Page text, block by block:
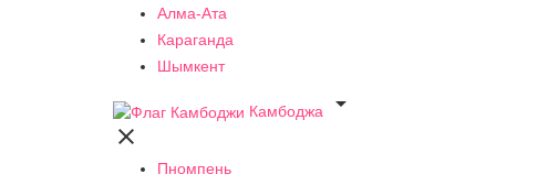
Алма-Ата
Караганда
Шымкент
Камбоджа


Пномпень